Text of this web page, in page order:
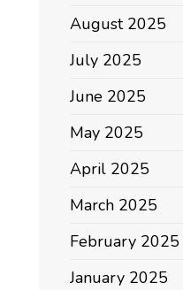
August 2025
July 2025
June 2025
May 2025
April 2025
March 2025
February 2025
January 2025